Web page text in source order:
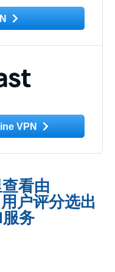
VPN
看由
户评分选出
务